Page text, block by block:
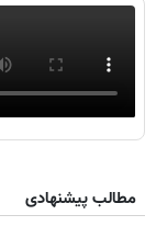
مطالب پیشنهادی